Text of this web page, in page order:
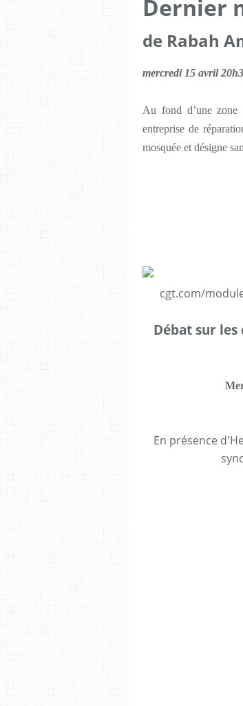
Dernier
de Rabah
mercredi 15 avril
Au fond d’une zone
entreprise de
mosquée et désigne
Débat sur
En présence